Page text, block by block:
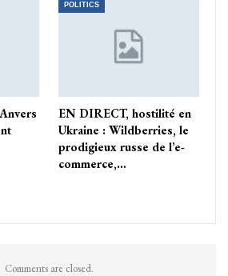
POLITICS
EN DIRECT, hostilité en
Ukraine : Wildberries, le
prodigieux russe de l’e-
commerce,…
Comments are closed.